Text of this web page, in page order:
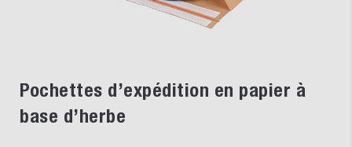
Pochettes d’expédition en papier à
base d’herbe